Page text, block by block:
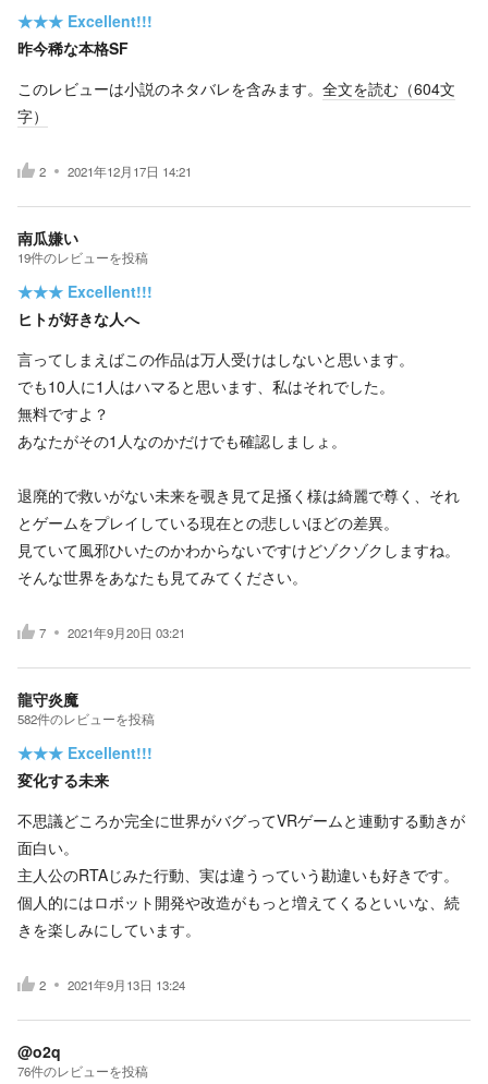
★★★ Excellent!!!
昨今稀な本格SF
このレビューは小説のネタバレを含みます。 全文を読む（604文
字）
2 2021年12月17日 14:21
南瓜嫌い
19件のレビューを投稿
★★★ Excellent!!!
ヒトが好きな人へ
言ってしまえばこの作品は万人受けはしないと思います。
でも10人に1人はハマると思います、私はそれでした。
無料ですよ？
あなたがその1人なのかだけでも確認しましょ。
退廃的で救いがない未来を覗き見て足掻く様は綺麗で尊く、それ
とゲームをプレイしている現在との悲しいほどの差異。
見ていて風邪ひいたのかわからないですけどゾクゾクしますね。
そんな世界をあなたも見てみてください。
7 2021年9月20日 03:21
龍守炎魔
582件のレビューを投稿
★★★ Excellent!!!
変化する未来
不思議どころか完全に世界がバグってVRゲームと連動する動きが
面白い。
主人公のRTAじみた行動、実は違うっていう勘違いも好きです。
個人的にはロボット開発や改造がもっと増えてくるといいな、続
きを楽しみにしています。
2 2021年9月13日 13:24
@o2q
76件のレビューを投稿